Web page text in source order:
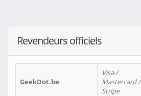
Revendeurs officiels
GeekDot.be
Visa /
Mastercard /
Stripe